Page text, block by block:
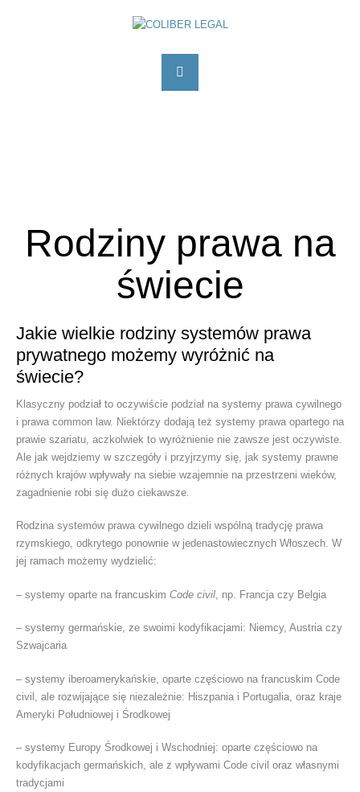
Rodziny prawa na
świecie
Jakie wielkie rodziny systemów prawa
prywatnego możemy wyróżnić na
świecie?
Klasyczny podział to oczywiście podział na systemy prawa cywilnego
i prawa common law. Niektórzy dodają też systemy prawa opartego na
prawie szariatu, aczkolwiek to wyróżnienie nie zawsze jest oczywiste.
Ale jak wejdziemy w szczegóły i przyjrzymy się, jak systemy prawne
różnych krajów wpływały na siebie wzajemnie na przestrzeni wieków,
zagadnienie robi się dużo ciekawsze.
Rodzina systemów prawa cywilnego dzieli wspólną tradycję prawa
rzymskiego, odkrytego ponownie w jedenastowiecznych Włoszech. W
jej ramach możemy wydzielić:
– systemy oparte na francuskim Code civil , np. Francja czy Belgia
– systemy germańskie, ze swoimi kodyfikacjami: Niemcy, Austria czy
Szwajcaria
– systemy iberoamerykańskie, oparte częściowo na francuskim Code
civil, ale rozwijające się niezależnie: Hiszpania i Portugalia, oraz kraje
Ameryki Południowej i Środkowej
– systemy Europy Środkowej i Wschodniej: oparte częściowo na
kodyfikacjach germańskich, ale z wpływami Code civil oraz własnymi
tradycjami